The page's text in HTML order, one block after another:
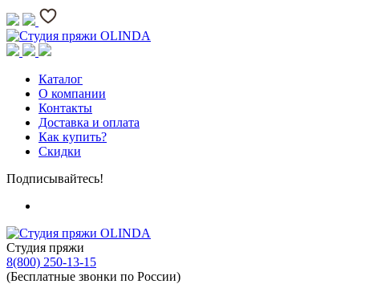
Каталог
О компании
Контакты
Доставка и оплата
Как купить?
Скидки
Подписывайтесь!
Студия пряжи
8(800) 250-13-15
(Бесплатные звонки по России)